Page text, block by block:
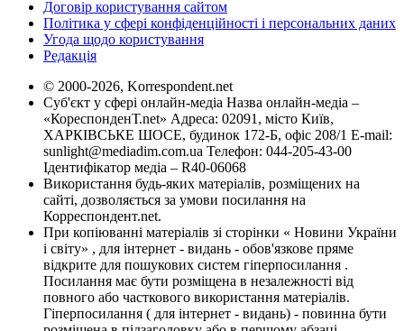
Договір користування сайтом
Політика у сфері конфіденційності і персональних даних
Угода щодо користування
Редакція
© 2000-2026, Korrespondent.net
Суб'єкт у сфері онлайн-медіа Назва онлайн-медіа –
«КореспонденТ.net» Адреса: 02091, місто Київ,
ХАРКІВСЬКЕ ШОСЕ, будинок 172-Б, офіс 208/1 E-mail:
sunlight@mediadim.com.ua Телефон: 044-205-43-00
Ідентифікатор медіа – R40-06068
Використання будь-яких матеріалів, розміщених на
сайті, дозволяється за умови посилання на
Корреспондент.net.
При копіюванні матеріалів зі сторінки « Новини України
і світу» , для інтернет - видань - обов'язкове пряме
відкрите для пошукових систем гіперпосилання .
Посилання має бути розміщена в незалежності від
повного або часткового використання матеріалів.
Гіперпосилання ( для інтернет - видань) - повинна бути